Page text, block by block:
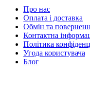
Про нас
Оплата і доставка
Обмін та
Контактна
Політика
Угода користувача
Блог